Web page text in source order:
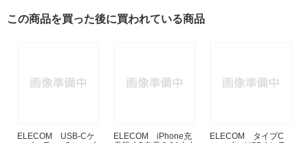
この商品を買った後に買われている商品
ELECOM USB-Cケ
ELECOM iPhone充
ELECOM タイプC